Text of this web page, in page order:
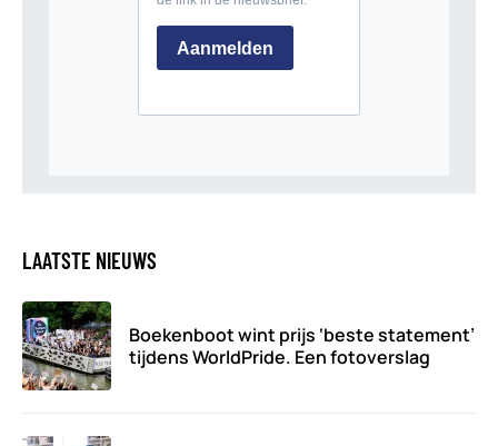
LAATSTE NIEUWS
Boekenboot wint prijs ‘beste statement’
tijdens WorldPride. Een fotoverslag